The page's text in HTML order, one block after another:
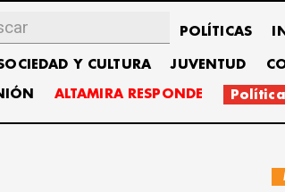
POLÍTICAS
Y CULTURA JUVENTUD
ALTAMIRA RESPONDE